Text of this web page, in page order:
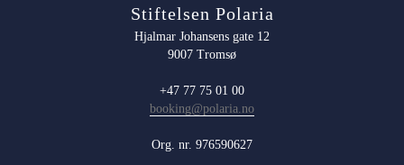
Stiftelsen Polaria
Hjalmar Johansens gate 12
9007 Tromsø
+47 77 75 01 00
booking@polaria.no
Org. nr. 976590627